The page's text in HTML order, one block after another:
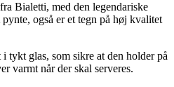
Bialetti, med den legendariske
også er et tegn på høj kvalitet
tykt glas, som sikre at den holder på
varmt når der skal serveres.